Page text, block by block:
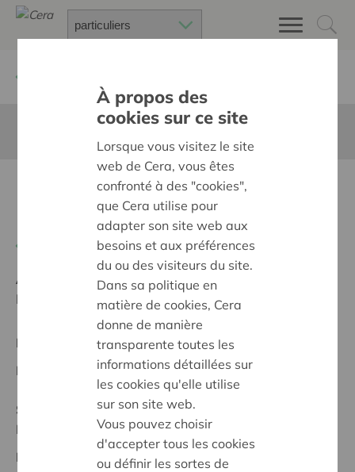
LAAT INCLUSIE LUIDER
KLINKEN!
Ambition:
Une société solidaire et respectueuse, sans
barrières
Projet régional
Date de début:06/05/2026
Statut:
Mechelen - Klein-Brabant
Date de décision: 06/05/2026
À propos des
cookies sur ce site
Lorsque vous visitez le site
web de Cera, vous êtes
confronté à des "cookies",
que Cera utilise pour
adapter son site web aux
besoins et aux préférences
du ou des visiteurs du site.
Dans sa politique en
matière de cookies, Cera
donne de manière
transparente toutes les
informations détaillées sur
les cookies qu'elle utilise
sur son site web.
Vous pouvez choisir
d'accepter tous les cookies
ou définir les sortes de